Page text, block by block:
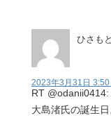
ひさも
2023年3月31日 3:50
RT
大島渚氏の誕生